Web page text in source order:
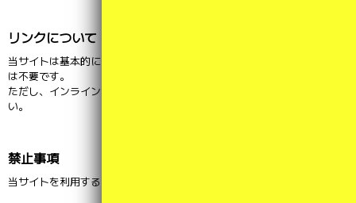
リンクについて
当サイトは基本的にリンクフリーです。リンクを行う場合の許可や連絡
は不要です。
ただし、インラインフレームの使用や画像の直リンクはご遠慮くださ
い。
禁止事項
当サイトを利用するにあたり以下の行為を禁止します。